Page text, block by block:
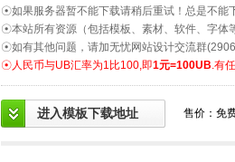
☉如果服务器暂不能下载请稍后重试！总是不能
☉本站所有资源（包括模板、素材、软件、字体
☉如有其他问题，请加无忧网站设计交流群
☉人民币与UB汇率为1比100,即1元=100UB.有
进入模板下载地址 售价：免